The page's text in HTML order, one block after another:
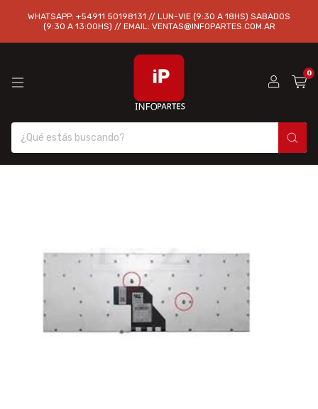
WHATSAPP: +54911 50198131 // LUN-VIE (9:30 A 18HS) SABADOS
(9:30 A 13:00HS) // EMAIL: VENTAS@INFOPARTES.COM.AR
0